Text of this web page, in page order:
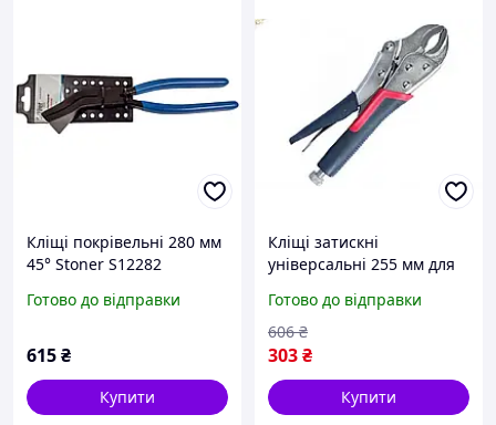
Кліщі покрівельні 280 мм
45° Stoner S12282
Готово до відправки
615₴
Купити
Кліщі затискні
універсальні 255 мм для
С45 для надійного захвату
Готово до відправки
303₴
606 ₴
Купити